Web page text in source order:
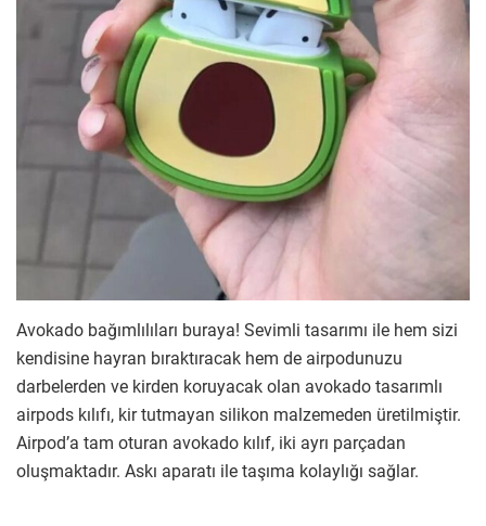
Avokado bağımlılıları buraya! Sevimli tasarımı ile hem sizi
kendisine hayran bıraktıracak hem de airpodunuzu
darbelerden ve kirden koruyacak olan avokado tasarımlı
airpods kılıfı, kir tutmayan silikon malzemeden üretilmiştir.
Airpod’a tam oturan avokado kılıf, iki ayrı parçadan
oluşmaktadır. Askı aparatı ile taşıma kolaylığı sağlar.